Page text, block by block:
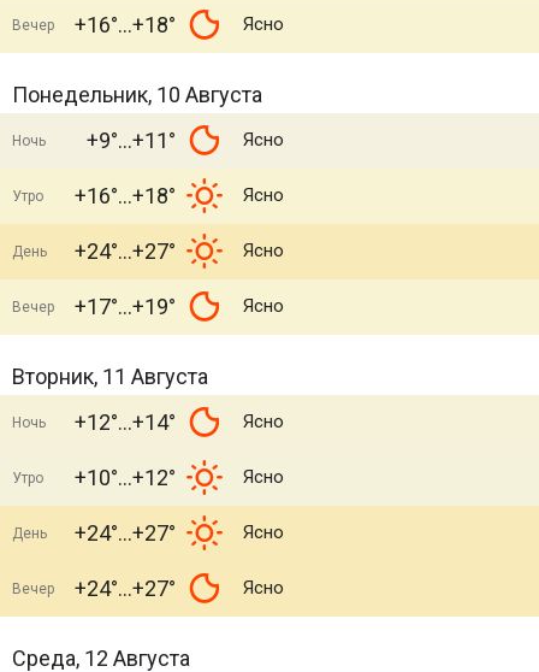
Вечер +16° +18° Ясно
Понедельник, 10 Августа
Ночь +9° +11° Ясно
Утро +16° +18° Ясно
День +24° +27° Ясно
Вечер +17° +19° Ясно
Вторник, 11 Августа
Ночь +12° +14° Ясно
Утро +10° +12° Ясно
День +24° +27° Ясно
Вечер +24° +27° Ясно
Среда, 12 Августа